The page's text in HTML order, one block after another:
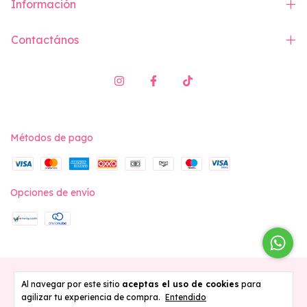
Al navegar por este sitio aceptas el uso de cookies para
agilizar tu experiencia de compra. Entendido
Información
Contactános
Métodos de pago
Opciones de envío
Copyright Vita Swimwear - 2026. Todos los derechos reservados.